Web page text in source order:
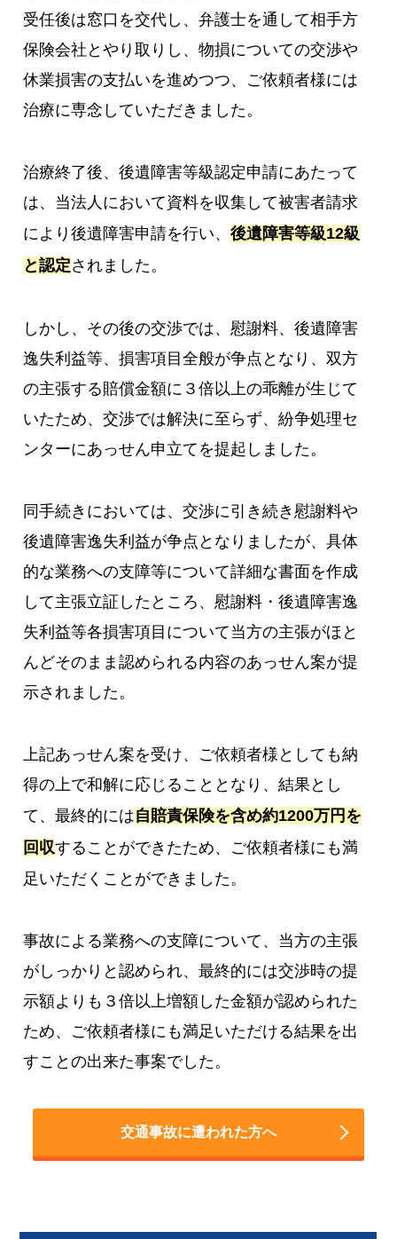
受任後は窓口を交代し、弁護士を通して相手方
保険会社とやり取りし、物損についての交渉や
休業損害の支払いを進めつつ、ご依頼者様には
治療に専念していただきました。
治療終了後、後遺障害等級認定申請にあたって
は、当法人において資料を収集して被害者請求
により後遺障害申請を行い、後遺障害等級12級
と認定されました。
しかし、その後の交渉では、慰謝料、後遺障害
逸失利益等、損害項目全般が争点となり、双方
の主張する賠償金額に３倍以上の乖離が生じて
いたため、交渉では解決に至らず、紛争処理セ
ンターにあっせん申立てを提起しました。
同手続きにおいては、交渉に引き続き慰謝料や
後遺障害逸失利益が争点となりましたが、具体
的な業務への支障等について詳細な書面を作成
して主張立証したところ、慰謝料・後遺障害逸
失利益等各損害項目について当方の主張がほと
んどそのまま認められる内容のあっせん案が提
示されました。
上記あっせん案を受け、ご依頼者様としても納
得の上で和解に応じることとなり、結果とし
て、最終的には自賠責保険を含め約1200万円を
回収することができたため、ご依頼者様にも満
足いただくことができました。
事故による業務への支障について、当方の主張
がしっかりと認められ、最終的には交渉時の提
示額よりも３倍以上増額した金額が認められた
ため、ご依頼者様にも満足いただける結果を出
すことの出来た事案でした。
交通事故に遭われた方へ